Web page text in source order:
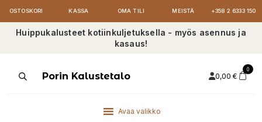
OSTOSKORI KASSA OMA TILI MEISTÄ +358 2 6333 150
Huippukalusteet kotiinkuljetuksella - myös asennus ja
kasaus!
ProductsPorin Kalustetalo 0,00 €
0
Avaa valikko